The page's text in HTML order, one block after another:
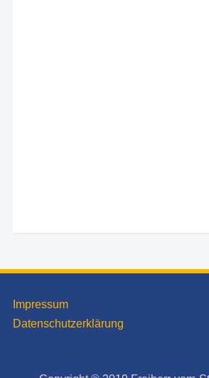
Impressum
Datenschutzerklärung